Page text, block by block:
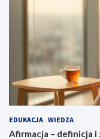
EDUKACJA WIEDZA
Afirmacja – definicja